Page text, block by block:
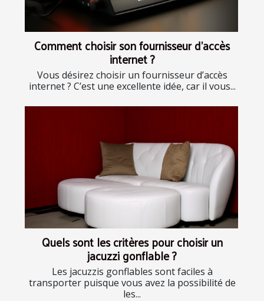
Comment choisir son fournisseur d'accès
internet ?
Vous désirez choisir un fournisseur d’accès
internet ? C’est une excellente idée, car il vous...
Quels sont les critères pour choisir un
jacuzzi gonflable ?
Les jacuzzis gonflables sont faciles à
transporter puisque vous avez la possibilité de
les...